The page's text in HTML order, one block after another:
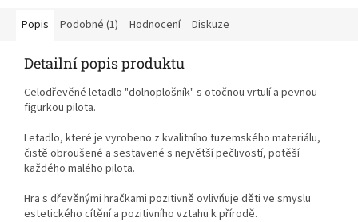
Popis Podobné (1) Hodnocení Diskuze
Detailní popis produktu
Celodřevěné letadlo "dolnoplošník" s otočnou vrtulí a pevnou
figurkou pilota.
Letadlo, které je vyrobeno z kvalitního tuzemského materiálu,
čistě obroušené a sestavené s největší pečlivostí, potěší
každého malého pilota.
Hra s dřevěnými hračkami pozitivně ovlivňuje děti ve smyslu
estetického cítění a pozitivního vztahu k přírodě.